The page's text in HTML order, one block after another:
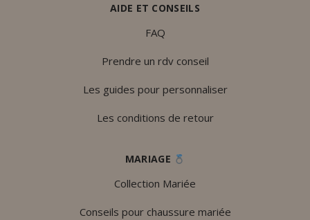
AIDE ET CONSEILS
FAQ
Prendre un rdv conseil
Les guides pour personnaliser
Les conditions de retour
MARIAGE
Collection Mariée
Conseils pour chaussure mariée